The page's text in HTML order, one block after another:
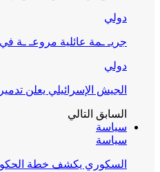
دولي
جريـ ـمة عائلية مروعـ ـة
دولي
الجيش الإسرائيلي يعلن
السابق التالي
سياسة
سياسة
السكوري يكشف خطة